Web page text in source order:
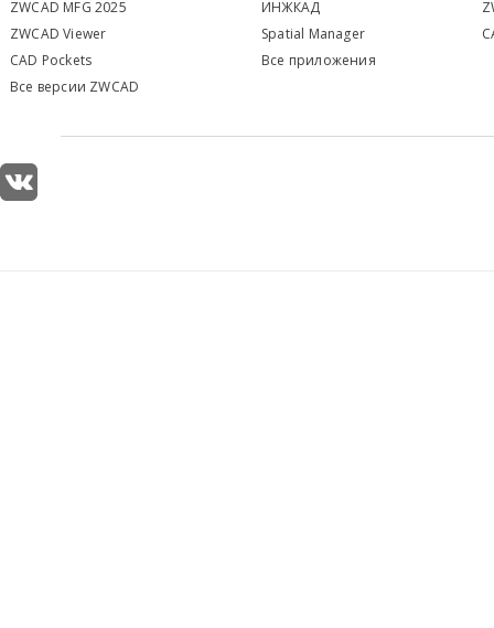
ZWCAD MFG 2025
ZWCAD Viewer
CAD Pockets
Все версии ZWCAD
ИНЖКАД
Spatial Manager
Все приложения